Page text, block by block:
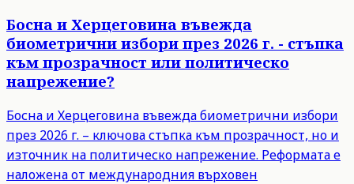
Босна и Херцеговина въвежда
биометрични избори през 2026 г. - стъпка
към прозрачност или политическо
напрежение?
Босна и Херцеговина въвежда биометрични избори
през 2026 г. – ключова стъпка към прозрачност, но и
източник на политическо напрежение. Реформата е
наложена от международния върховен